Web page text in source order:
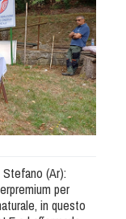
(Ar):
per
in questo
- Dispositivi